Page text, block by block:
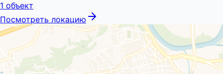
1 объект
Посмотреть локацию